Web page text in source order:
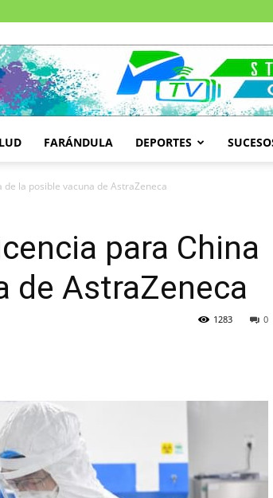
FARÁNDULA DEPORTES
la posible vacuna de AstraZeneca
para China
de AstraZeneca
0
1283